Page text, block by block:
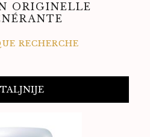
ORIGINELLE
RECHERCHE